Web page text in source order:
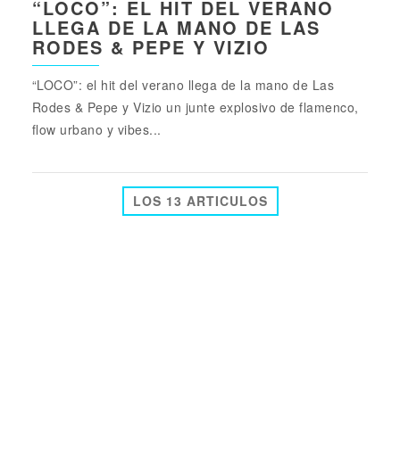
“LOCO”: EL HIT DEL VERANO
LLEGA DE LA MANO DE LAS
RODES & PEPE Y VIZIO
“LOCO”: el hit del verano llega de la mano de Las
Rodes & Pepe y Vizio un junte explosivo de flamenco,
flow urbano y vibes...
LOS 13 ARTICULOS